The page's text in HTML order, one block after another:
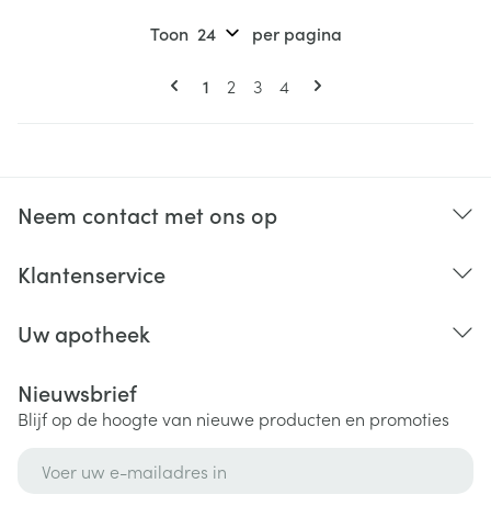
Pagina's
U lees momenteel pagina
1 Pagina
2 Pagina
3 Pagina
4
Toon per pagina
Neem contact met ons op
Klantenservice
Uw apotheek
Nieuwsbrief
Blijf op de hoogte van nieuwe producten en promoties